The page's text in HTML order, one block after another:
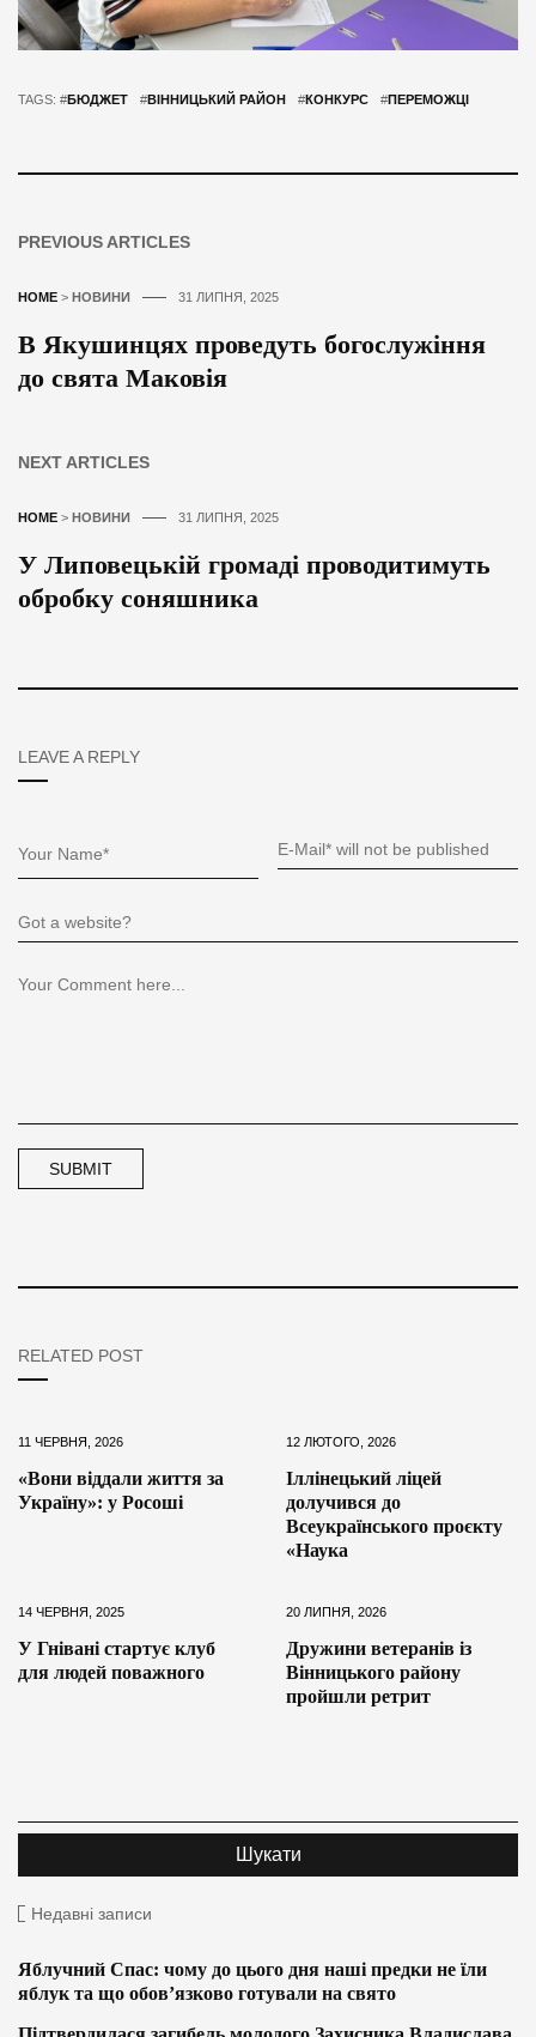
TAGS: #БЮДЖЕТ #ВІННИЦЬКИЙ РАЙОН #КОНКУРС #ПЕРЕМОЖЦІ
PREVIOUS ARTICLES
HOME > НОВИНИ 31 ЛИПНЯ, 2025
В Якушинцях проведуть богослужіння
до свята Маковія
NEXT ARTICLES
HOME > НОВИНИ 31 ЛИПНЯ, 2025
У Липовецькій громаді проводитимуть
обробку соняшника
LEAVE A REPLY
RELATED POST
11 ЧЕРВНЯ, 2026
«Вони віддали життя за
Україну»: у Росоші
12 ЛЮТОГО, 2026
Іллінецький ліцей
долучився до
Всеукраїнського проєкту
«Наука
14 ЧЕРВНЯ, 2025
У Гнівані стартує клуб
для людей поважного
20 ЛИПНЯ, 2026
Дружини ветеранів із
Вінницького району
пройшли ретрит
Недавні записи
Яблучний Спас: чому до цього дня наші предки не їли
яблук та що обов’язково готували на свято